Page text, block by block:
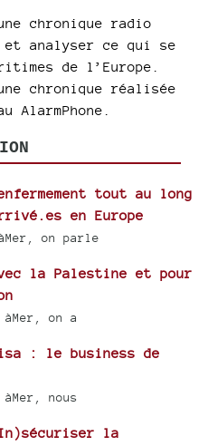
chronique radio
et analyser ce qui se
de l’Europe.
chronique réalisée
AlarmPhone.
tout au long
en Europe
on parle
Avec la Palestine et pour
on a
Visa : le business de
nous
(In)sécuriser la